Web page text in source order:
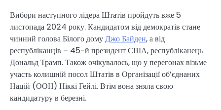
Вибори наступного лідера Штатів пройдуть вже 5
листопада 2024 року. Кандидатом від демократів стане
чинний голова Білого домуДжо Байден, а від
республіканців – 45-й президент США, республіканець
Дональд Трамп. Також очікувалось, що у перегонах візьме
участь колишній посол Штатів в Організації об’єднаних
Націй (ООН) Ніккі Гейлі. Втім вона зняла свою
кандидатуру в березні.